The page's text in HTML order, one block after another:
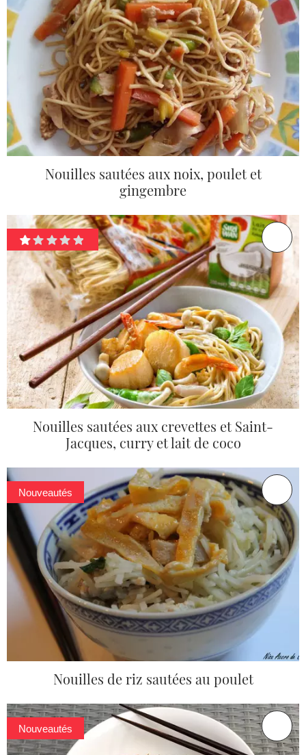
Nouilles sautées aux noix, poulet et
gingembre
Nouilles sautées aux crevettes et Saint-
Jacques, curry et lait de coco
Nouveautés
Nouilles de riz sautées au poulet
Nouveautés